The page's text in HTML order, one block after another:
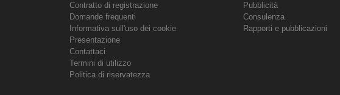
Contratto di registrazione
Domande frequenti
Informativa sull'uso dei cookie
Presentazione
Contattaci
Termini di utilizzo
Politica di riservatezza
Pubblicità
Consulenza
Rapporti e pubblicazioni